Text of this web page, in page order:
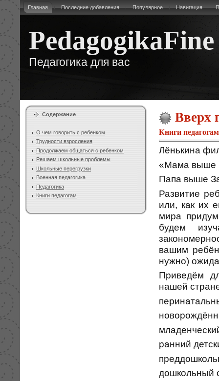
Главная Последние добавления Популярное Навигация
PedagogikaFine
Педагогика для вас
Содержание
О чем говорить с ребенком
Трудности взросления
Продолжаем общаться с ребенком
Решаем школьные проблемы
Школьные перегрузки
Военная педагогика
Педагогика
Книги педагогам
Вверх
Книги педагогам
Лёнькина
«Мама выше
Папа выше
Развитие
или, как их
мира
будем
вашим
нужно)
Приведём
нашей
ранний
дошкольный